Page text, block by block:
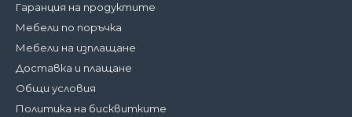
Гаранция на продуктите
Мебели по поръчка
Мебели на изплащане
Доставка и плащане
Общи условия
Политика на бисквитките